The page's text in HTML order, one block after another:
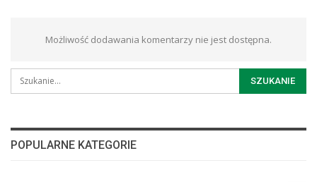
Możliwość dodawania komentarzy nie jest dostępna.
POPULARNE KATEGORIE